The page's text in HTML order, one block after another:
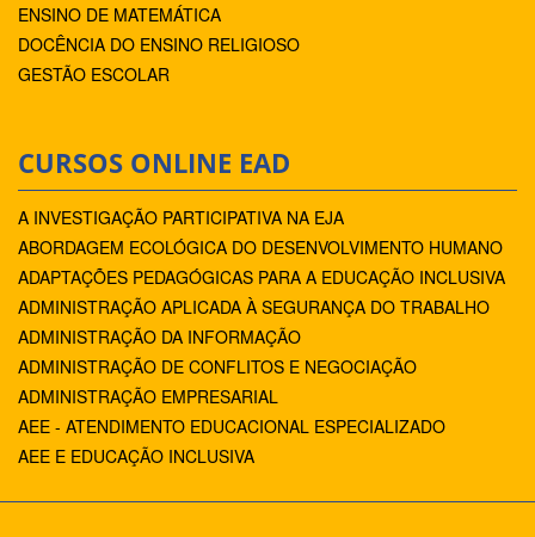
ENSINO DE MATEMÁTICA
DOCÊNCIA DO ENSINO RELIGIOSO
GESTÃO ESCOLAR
CURSOS ONLINE EAD
A INVESTIGAÇÃO PARTICIPATIVA NA EJA
ABORDAGEM ECOLÓGICA DO DESENVOLVIMENTO HUMANO
ADAPTAÇÕES PEDAGÓGICAS PARA A EDUCAÇÃO INCLUSIVA
ADMINISTRAÇÃO APLICADA À SEGURANÇA DO TRABALHO
ADMINISTRAÇÃO DA INFORMAÇÃO
ADMINISTRAÇÃO DE CONFLITOS E NEGOCIAÇÃO
ADMINISTRAÇÃO EMPRESARIAL
AEE - ATENDIMENTO EDUCACIONAL ESPECIALIZADO
AEE E EDUCAÇÃO INCLUSIVA